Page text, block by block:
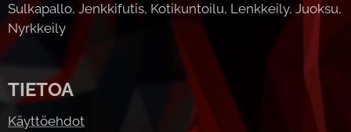
Sulkapallo, Jenkkifutis, Kotikuntoilu, Lenkkeily, Juoksu,
Nyrkkeily
TIETOA
Käyttöehdot